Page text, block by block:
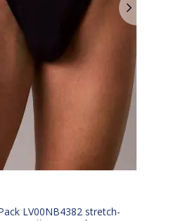
LV00NB4382 stretch-